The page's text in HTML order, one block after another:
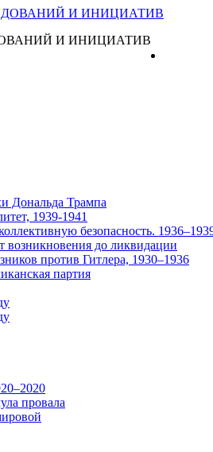
И ИНИЦИАТИВ
Дональда Трампа
1939-1941
безопасность.
до ликвидации
против Гитлера, 1930–1936
партия
провала